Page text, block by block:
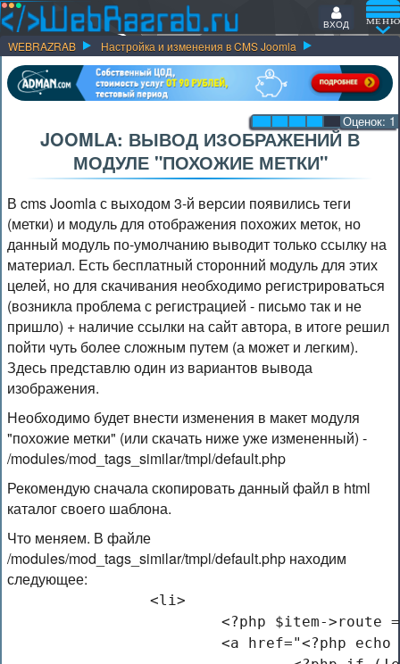
ВХОД
WEBRAZRAB Настройка и изменения в CMS Joomla
Оценок: 1
JOOMLA: ВЫВОД ИЗОБРАЖЕНИЙ В
МОДУЛЕ "ПОХОЖИЕ МЕТКИ"
В cms Joomla с выходом 3-й версии появились теги
(метки) и модуль для отображения похожих меток, но
данный модуль по-умолчанию выводит только ссылку на
материал. Есть бесплатный сторонний модуль для этих
целей, но для скачивания необходимо регистрироваться
(возникла проблема с регистрацией - письмо так и не
пришло) + наличие ссылки на сайт автора, в итоге решил
пойти чуть более сложным путем (а может и легким).
Здесь представлю один из вариантов вывода
изображения.
Необходимо будет внести изменения в макет модуля
"похожие метки" (или скачать ниже уже измененный) -
/modules/mod_tags_similar/tmpl/default.php
Рекомендую сначала скопировать данный файл в html
каталог своего шаблона.
Что меняем. В файле
/modules/mod_tags_similar/tmpl/default.php находим
следующее:
		<li>
<?php $item-
<a href="<?php